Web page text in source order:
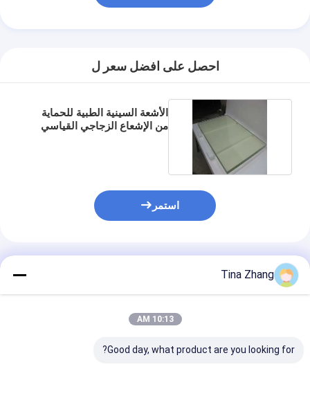
احصل على افضل سعر ل
الأشعة السينية الطبية للحماية
من الإشعاع الزجاجي القياسي
استمر
المنتجات الموصى بها
Tina Zhang
10:13 AM
Good day, what product are you looking for?